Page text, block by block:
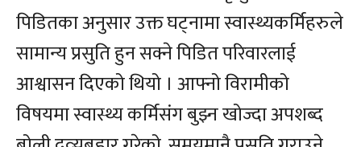
पिडितका अनुसार उक्त घट्नामा स्वास्थ्यकर्मिहरुले
सामान्य प्रसुति हुन सक्ने पिडित परिवारलाई
आश्वासन दिएको थियो । आफ्नो विरामीको
विषयमा स्वास्थ्य कर्मिसंग बुझ्न खोज्दा अपशब्द